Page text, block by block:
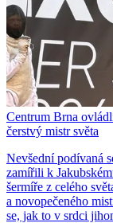
Centrum Brna
čerstvý mistr světa
Nevšední podívaná
zamířili k
šermíře z celého
a novopečeného
se, jak to v srdci